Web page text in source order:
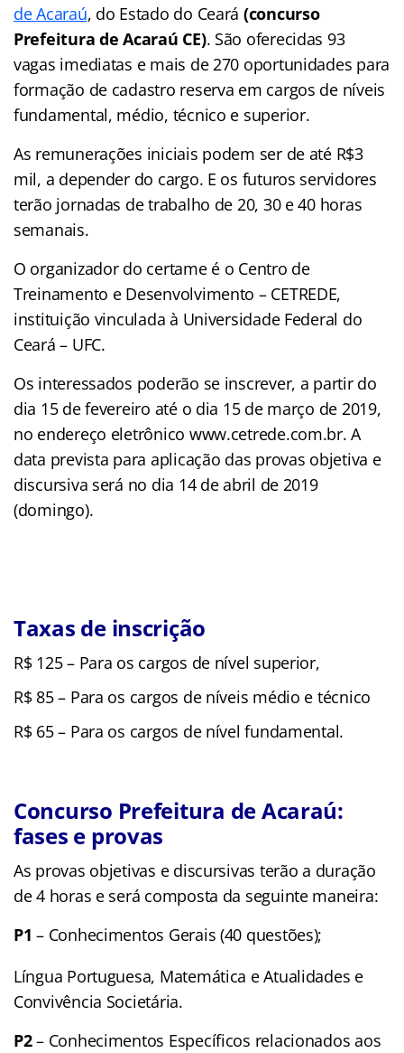
de Acaraú, do Estado do Ceará (concurso
Prefeitura de Acaraú CE). São oferecidas 93
vagas imediatas e mais de 270 oportunidades para
formação de cadastro reserva em cargos de níveis
fundamental, médio, técnico e superior.
As remunerações iniciais podem ser de até R$3
mil, a depender do cargo. E os futuros servidores
terão jornadas de trabalho de 20, 30 e 40 horas
semanais.
O organizador do certame é o Centro de
Treinamento e Desenvolvimento – CETREDE,
instituição vinculada à Universidade Federal do
Ceará – UFC.
Os interessados poderão se inscrever, a partir do
dia 15 de fevereiro até o dia 15 de março de 2019,
no endereço eletrônico www.cetrede.com.br. A
data prevista para aplicação das provas objetiva e
discursiva será no dia 14 de abril de 2019
(domingo).
Taxas de inscrição
R$ 125 – Para os cargos de nível superior,
R$ 85 – Para os cargos de níveis médio e técnico
R$ 65 – Para os cargos de nível fundamental.
Concurso Prefeitura de Acaraú:
fases e provas
As provas objetivas e discursivas terão a duração
de 4 horas e será composta da seguinte maneira:
P1 – Conhecimentos Gerais (40 questões);
Língua Portuguesa, Matemática e Atualidades e
Convivência Societária.
P2– Conhecimentos Específicos relacionados aos